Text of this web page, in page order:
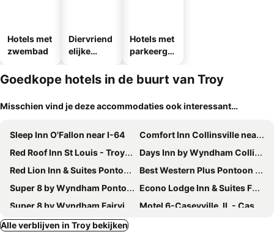
Hotels met
zwembad
Diervriend
elijke
Hotels met
parkeergel
Goedkope hotels in de buurt van Troy
Misschien vind je deze accommodaties ook interessant…
Sleep Inn O'Fallon near I-64
Comfort Inn Collinsville near St. Louis
Red Roof Inn St Louis - Troy, IL
Days Inn by Wyndham Collinsville/St. Louis
Red Lion Inn & Suites Pontoon Beach
Best Western Plus Pontoon Beach
Super 8 by Wyndham Pontoon Beach IL/St. Louis MO Area
Econo Lodge Inn & Suites Fairview Heights - St. Louis
Super 8 by Wyndham Fairview Heights-St. Louis
Motel 6-Caseyville, IL - Caseyville Il
Quality Inn & Suites Caseyville - St. Louis
Alle verblijven in Troy bekijken